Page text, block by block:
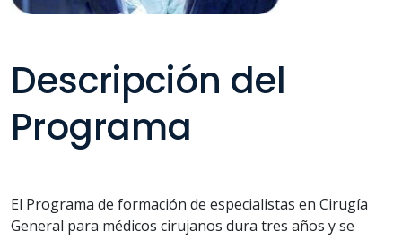
Descripción del
Programa
El Programa de formación de especialistas en Cirugía
General para médicos cirujanos dura tres años y se